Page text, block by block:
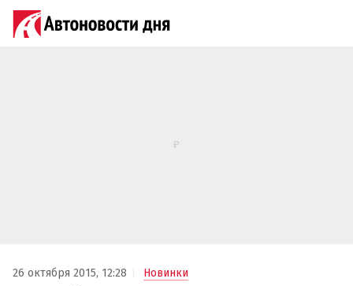
26 октября 2015, 12:28 Новинки